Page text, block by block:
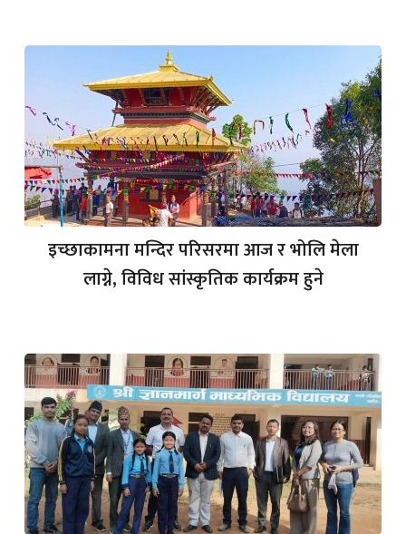
इच्छाकामना मन्दिर परिसरमा आज र भोलि मेला
लाग्ने, विविध सांस्कृतिक कार्यक्रम हुने